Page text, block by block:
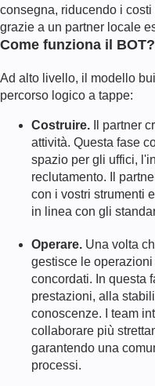
consegna, riducendo i
grazie a un partner locale
Come funziona il BOT?
Ad alto livello, il modello
percorso logico a tappe:
Costruire. Il partner
attività. Questa fase
spazio per gli uffici,
reclutamento. Il
con i vostri strumenti
in linea con gli
Operare. Una volta
gestisce le
concordati. In questa
prestazioni, alla
conoscenze. I team
collaborare più
garantendo una
processi.